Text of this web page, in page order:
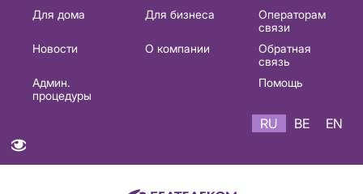
Основная
навигация
Для дома Для бизнеса
Операторам
связи
Новости
О компании
Обратная
связь
Админ.
процедуры
Помощь
RU BE EN